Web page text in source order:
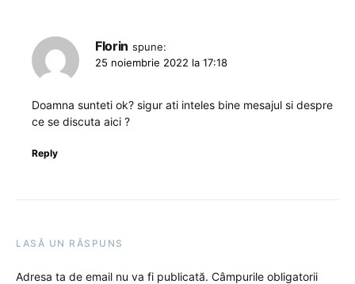
Florin spune:
25 noiembrie 2022 la 17:18
Doamna sunteti ok? sigur ati inteles bine mesajul si despre
ce se discuta aici ?
Reply
LASĂ UN RĂSPUNS
Adresa ta de email nu va fi publicată. Câmpurile obligatorii